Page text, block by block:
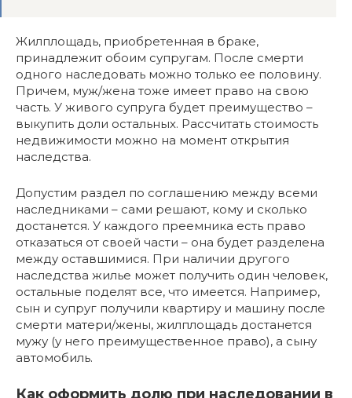
Жилплощадь, приобретенная в браке,
принадлежит обоим супругам. После смерти
одного наследовать можно только ее половину.
Причем, муж/жена тоже имеет право на свою
часть. У живого супруга будет преимущество –
выкупить доли остальных. Рассчитать стоимость
недвижимости можно на момент открытия
наследства.
Допустим раздел по соглашению между всеми
наследниками – сами решают, кому и сколько
достанется. У каждого преемника есть право
отказаться от своей части – она будет разделена
между оставшимися. При наличии другого
наследства жилье может получить один человек,
остальные поделят все, что имеется. Например,
сын и супруг получили квартиру и машину после
смерти матери/жены, жилплощадь достанется
мужу (у него преимущественное право), а сыну
автомобиль.
Как оформить долю при наследовании в